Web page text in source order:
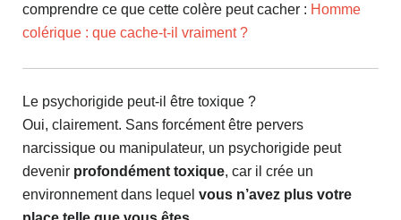
comprendre ce que cette colère peut cacher : Homme
colérique : que cache-t-il vraiment ?
Le psychorigide peut-il être toxique ?
Oui, clairement. Sans forcément être pervers
narcissique ou manipulateur, un psychorigide peut
devenir profondément toxique, car il crée un
environnement dans lequel vous n’avez plus votre